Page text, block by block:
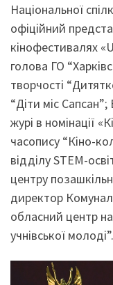
Національної
офіційний
кінофестивалях
голова ГО
творчості
“Діти міс
журі в номінації
часопису “Кіно-
відділу STEM-
центру
директор
обласний центр
учнівської молоді”.